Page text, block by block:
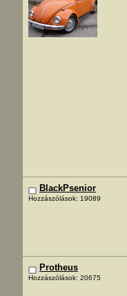
BlackPsenior
Hozzászólások: 19089
Protheus
Hozzászólások: 20675